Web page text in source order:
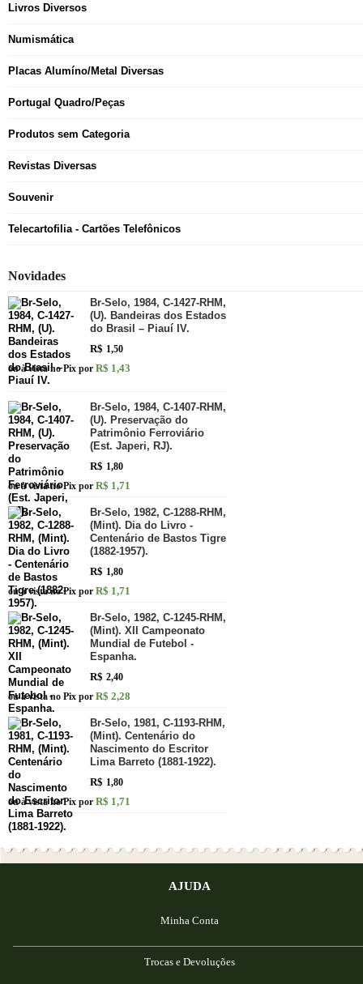
Livros Diversos
Numismática
Placas Alumíno/Metal Diversas
Portugal Quadro/Peças
Produtos sem Categoria
Revistas Diversas
Souvenir
Telecartofilia - Cartões Telefônicos
Novidades
Br-Selo, 1984, C-1427-RHM,
(U). Bandeiras dos Estados
do Brasil – Piauí IV.
R$ 1,50
ou à vista no Pix por R$ 1,43
Br-Selo, 1984, C-1407-RHM,
(U). Preservação do
Patrimônio Ferroviário
(Est. Japeri, RJ).
R$ 1,80
ou à vista no Pix por R$ 1,71
Br-Selo, 1982, C-1288-RHM,
(Mint). Dia do Livro -
Centenário de Bastos Tigre
(1882-1957).
R$ 1,80
ou à vista no Pix por R$ 1,71
Br-Selo, 1982, C-1245-RHM,
(Mint). XII Campeonato
Mundial de Futebol -
Espanha.
R$ 2,40
ou à vista no Pix por R$ 2,28
Br-Selo, 1981, C-1193-RHM,
(Mint). Centenário do
Nascimento do Escritor
Lima Barreto (1881-1922).
R$ 1,80
ou à vista no Pix por R$ 1,71
AJUDA
Minha Conta
Trocas e Devoluções